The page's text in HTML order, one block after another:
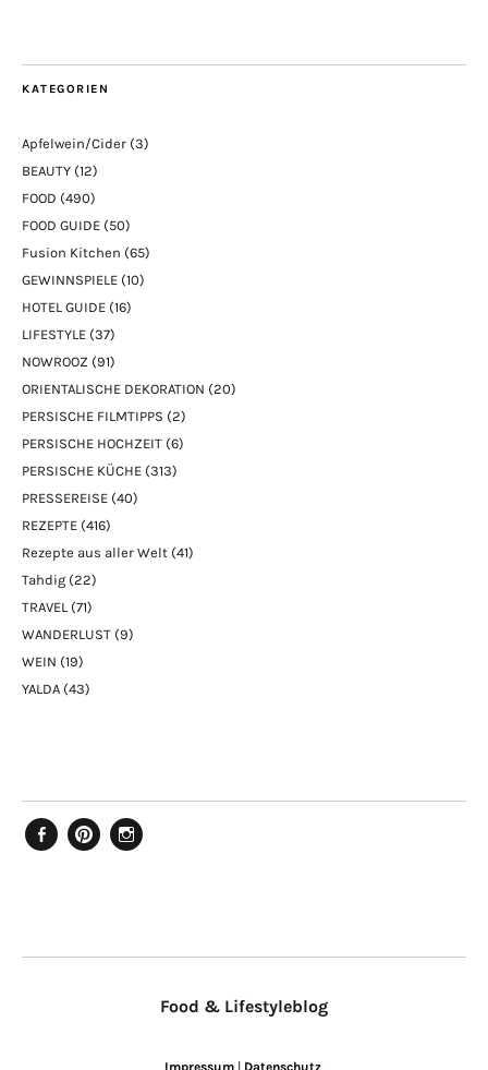
KATEGORIEN
Apfelwein/Cider (3)
BEAUTY (12)
FOOD (490)
FOOD GUIDE (50)
Fusion Kitchen (65)
GEWINNSPIELE (10)
HOTEL GUIDE (16)
LIFESTYLE (37)
NOWROOZ (91)
ORIENTALISCHE DEKORATION (20)
PERSISCHE FILMTIPPS (2)
PERSISCHE HOCHZEIT (6)
PERSISCHE KÜCHE (313)
PRESSEREISE (40)
REZEPTE (416)
Rezepte aus aller Welt (41)
Tahdig (22)
TRAVEL (71)
WANDERLUST (9)
WEIN (19)
YALDA (43)
Food & Lifestyleblog
Impressum | Datenschutz